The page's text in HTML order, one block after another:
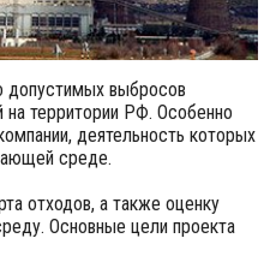
допустимых выбросов
на территории РФ. Особенно
деятельность которых
среде.
отходов, а также оценку
Основные цели проекта